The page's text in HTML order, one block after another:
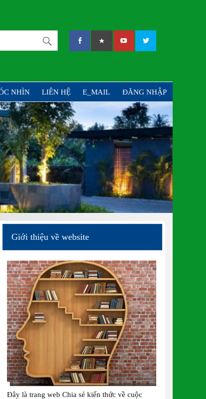
TƯ VẤN VÀ ĐẦU
NHÌN LIÊN HỆ E_MAIL ĐĂNG NHẬP
Giới thiệu về website
Đây là trang web Chia sẻ kiến thức về cuộc